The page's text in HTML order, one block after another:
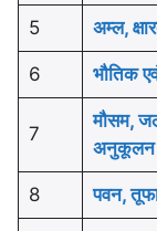
5 अम्ल,
6 भौतिक
7
मौसम,
अनुकूलन
8 पवन,